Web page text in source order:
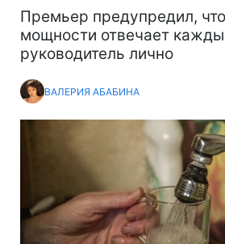
Премьер предупредил,
мощности отвечает
руководитель лично
ВАЛЕРИЯ АБАБИНА